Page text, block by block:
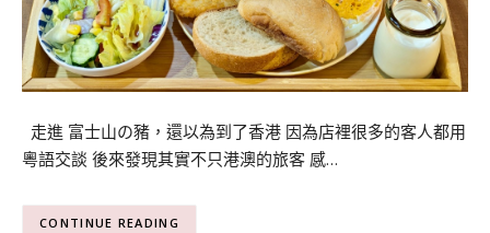
走進 富士山の豬，還以為到了香港 因為店裡很多的客人都用
粵語交談 後來發現其實不只港澳的旅客 感…
CONTINUE READING